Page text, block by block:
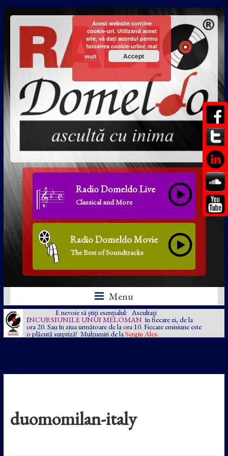
Radio Domeldo Live
Classical and More
Radio Domeldo Movie
The Best of Soundtracks
Menu
E nevoie să știți esențialul: Ascultați
INCURSIUNILE UNUI MELOMAN în fiecare zi, de la
ora 20. Sau în ziua următoare de la ora 10. Fiecare emisiune este
o plăcută surpriză! Mulțumiri de la Sergiu Alex.
duomomilan-italy
Acest website conține
cookie-uri. Utilizând acest
site, vă dați acordul pentru
folosirea cookie-urilor. mai
mult
Accept